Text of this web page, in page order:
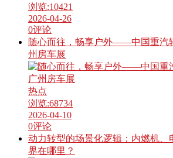
浏览:10421
2026-04-26
0评论
随心而往，畅享户外——中国重汽
州房车展
热点
浏览:68734
2026-04-10
0评论
动力转型的场景化逻辑：内燃机、
界在哪里？